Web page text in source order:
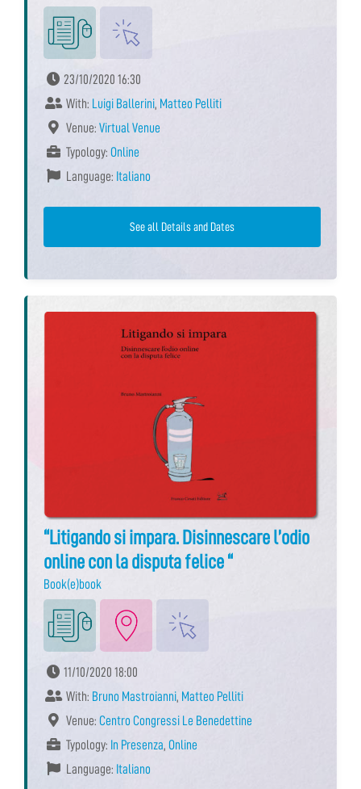
23/10/2020 16:30
With: Luigi Ballerini, Matteo Pelliti
Venue: Virtual Venue
Typology: Online
Language: Italiano
See all Details and Dates
“Litigando si impara. Disinnescare l’odio
online con la disputa felice “
Book(e)book
11/10/2020 18:00
With: Bruno Mastroianni, Matteo Pelliti
Venue: Centro Congressi Le Benedettine
Typology: In Presenza, Online
Language: Italiano